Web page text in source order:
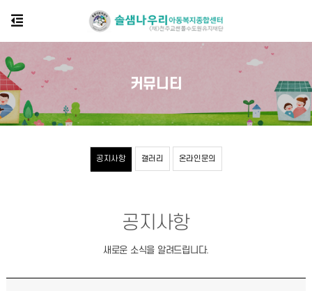
공지사항 갤러리 온라인문의
커뮤니티
공지사항
새로운 소식을 알려드립니다.